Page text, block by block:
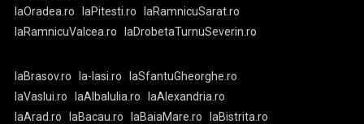
laOradea.ro
laPitesti.ro
laRamnicuSarat.ro
laRamnicuValcea.ro
laDrobetaTurnuSeverin.ro
laBrasov.ro la-Iasi.ro
laSfantuGheorghe.ro
laVaslui.ro
laAlbaIulia.ro
laAlexandria.ro
laArad.ro
laBacau.ro laBaiaMare.ro laBistrita.ro